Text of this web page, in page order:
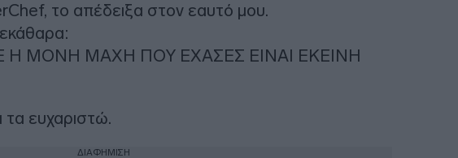
το απέδειξα στον εαυτό μου.
Η ΜΟΝΗ ΜΑΧΗ ΠΟΥ ΕΧΑΣΕΣ ΕΙΝΑΙ ΕΚΕΙΝΗ
ευχαριστώ.
ΔΙΑΦΗΜΙΣΗ